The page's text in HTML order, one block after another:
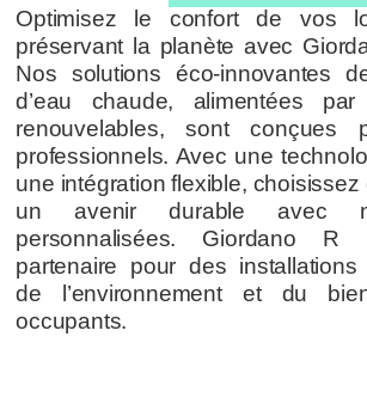
Optimisez le confort de vos
préservant la planète avec
Nos solutions éco-innovantes
d’eau chaude, alimentées
renouvelables, sont conçues
professionnels. Avec une
une intégration flexible, choisissez
un avenir durable avec
personnalisées. Giordano R
partenaire pour des installations
de l’environnement et du
occupants.